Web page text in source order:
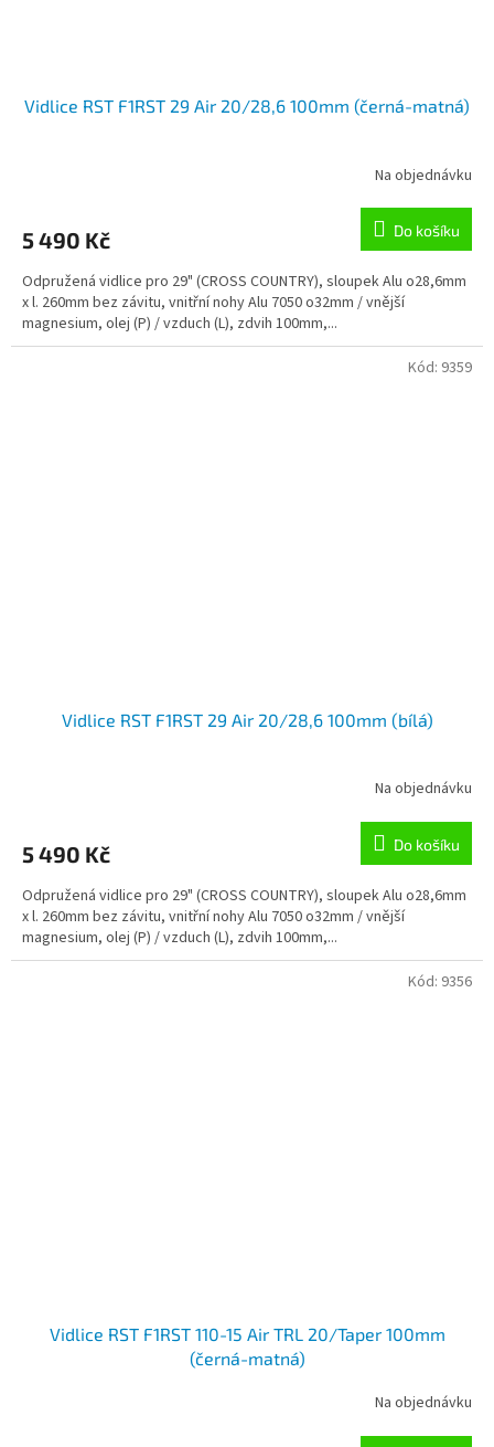
Vidlice RST F1RST 29 Air 20/28,6 100mm (černá-matná)
Na objednávku
5 490 Kč Do košíku
Odpružená vidlice pro 29" (CROSS COUNTRY), sloupek Alu o28,6mm
x l. 260mm bez závitu, vnitřní nohy Alu 7050 o32mm / vnější
magnesium, olej (P) / vzduch (L), zdvih 100mm,...
Vidlice RST F1RST 29 Air 20/28,6 100mm (bílá)
Na objednávku
5 490 Kč Do košíku
Odpružená vidlice pro 29" (CROSS COUNTRY), sloupek Alu o28,6mm
x l. 260mm bez závitu, vnitřní nohy Alu 7050 o32mm / vnější
magnesium, olej (P) / vzduch (L), zdvih 100mm,...
Kód: 9359
Vidlice RST F1RST 110-15 Air TRL 20/Taper 100mm
(černá-matná)
Na objednávku
Kód: 9356